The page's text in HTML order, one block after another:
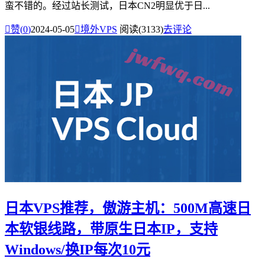
蛮不错的。经过站长测试，日本CN2明显优于日...
赞(0)2024-05-05境外VPS 阅读(3133)去评论
日本VPS推荐，傲游主机：500M高速日
本软银线路，带原生日本IP，支持
Windows/换IP每次10元